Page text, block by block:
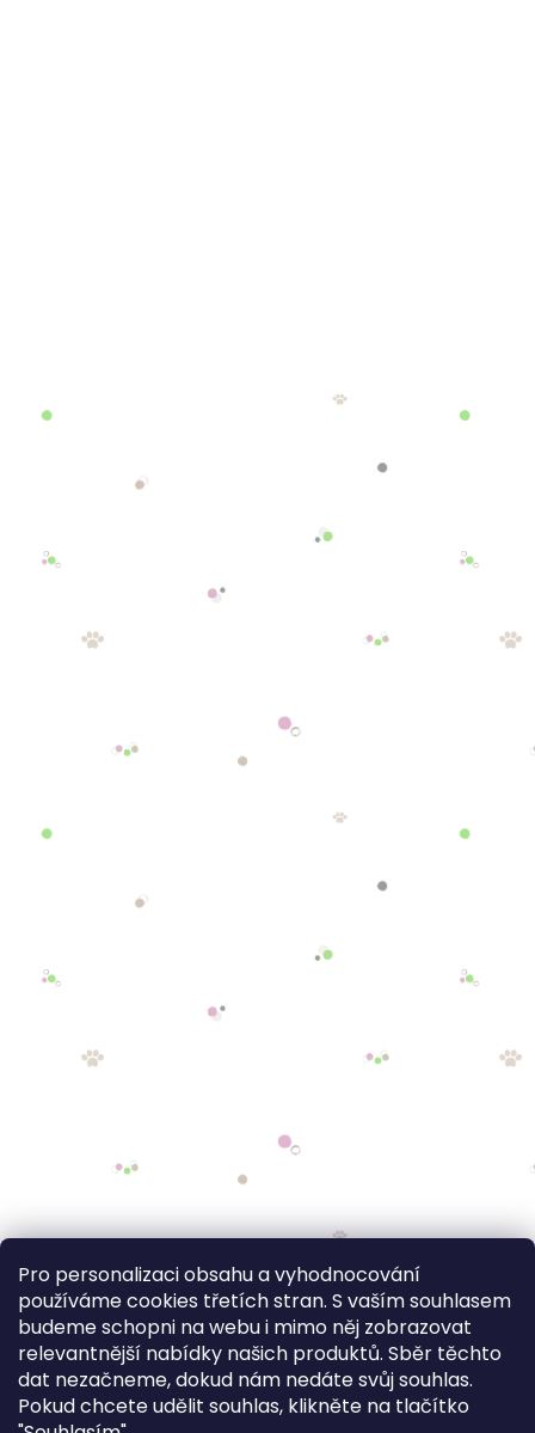
Pro personalizaci obsahu a vyhodnocování
používáme cookies třetích stran. S vaším souhlasem
budeme schopni na webu i mimo něj zobrazovat
relevantnější nabídky našich produktů. Sběr těchto
dat nezačneme, dokud nám nedáte svůj souhlas.
Pokud chcete udělit souhlas, klikněte na tlačítko